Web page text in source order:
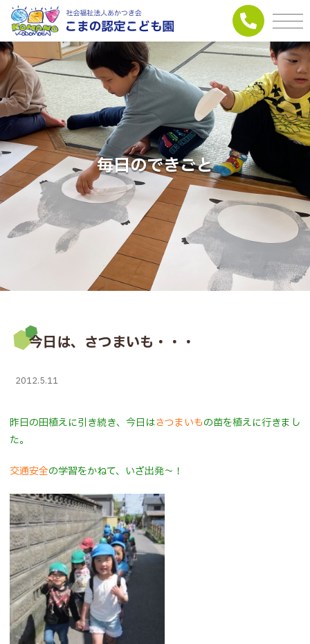
毎日のできごと
今日は、さつまいも・・・
2012.5.11
昨日の田植えに引き続き、今日はさつまいもの苗を植えに行きまし
た。
交通安全の学習をかねて、いざ出発～！